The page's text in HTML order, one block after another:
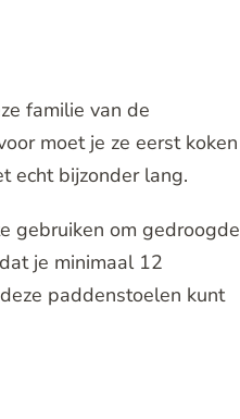
familie van de
moet je ze eerst koken
echt bijzonder lang.
gebruiken om gedroogde
je minimaal 12
paddenstoelen kunt